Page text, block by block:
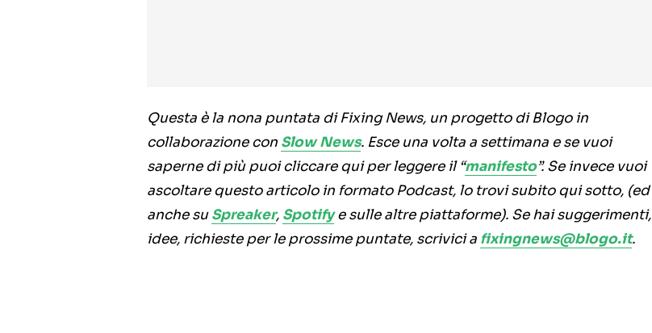
Questa è la nona puntata di Fixing News, un progetto di Blogo in
collaborazione con Slow News. Esce una volta a settimana e se vuoi
saperne di più puoi cliccare qui per leggere il “manifesto”. Se invece vuoi
ascoltare questo articolo in formato Podcast, lo trovi subito qui sotto, (ed
anche suSpreaker, Spotifye sulle altre piattaforme). Se hai suggerimenti,
idee, richieste per le prossime puntate, scrivici a fixingnews@blogo.it.